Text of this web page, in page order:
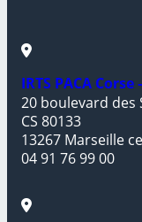
IRTS PACA
20 boulevard des
CS 80133
13267 Marseille
04 91 76 99 00